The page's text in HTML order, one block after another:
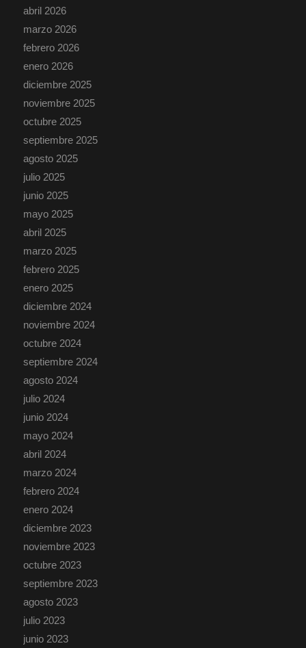
abril 2026
marzo 2026
febrero 2026
enero 2026
diciembre 2025
noviembre 2025
octubre 2025
septiembre 2025
agosto 2025
julio 2025
junio 2025
mayo 2025
abril 2025
marzo 2025
febrero 2025
enero 2025
diciembre 2024
noviembre 2024
octubre 2024
septiembre 2024
agosto 2024
julio 2024
junio 2024
mayo 2024
abril 2024
marzo 2024
febrero 2024
enero 2024
diciembre 2023
noviembre 2023
octubre 2023
septiembre 2023
agosto 2023
julio 2023
junio 2023